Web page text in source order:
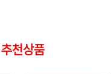
추천상품